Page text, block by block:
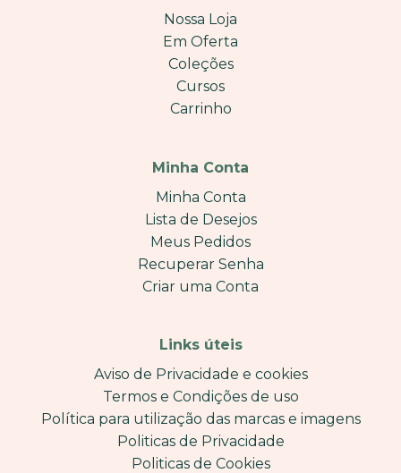
Nossa Loja
Em Oferta
Coleções
Cursos
Carrinho
Minha Conta
Minha Conta
Lista de Desejos
Meus Pedidos
Recuperar Senha
Criar uma Conta
Links úteis
Aviso de Privacidade e cookies
Termos e Condições de uso
Política para utilização das marcas e imagens
Politicas de Privacidade
Politicas de Cookies